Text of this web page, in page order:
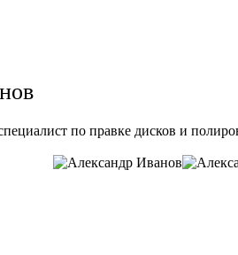
по правке дисков и